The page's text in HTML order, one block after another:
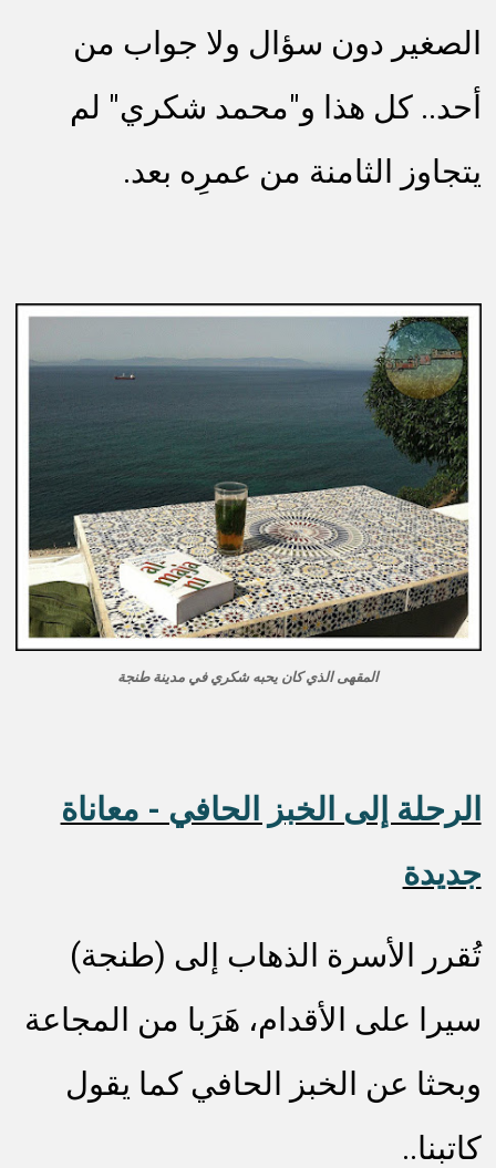
الصغير دون سؤال ولا جواب من
أحد.. كل هذا و"محمد شكري" لم
يتجاوز الثامنة من عمرِه بعد.
المقهى الذي كان يحبه شكري في مدينة طنجة
الرحلة إلى الخبز الحافي - معاناة
جديدة
تُقرر الأسرة الذهاب إلى (طنجة)
سيرا على الأقدام، هَرَبا من المجاعة
وبحثا عن الخبز الحافي كما يقول
كاتبنا..